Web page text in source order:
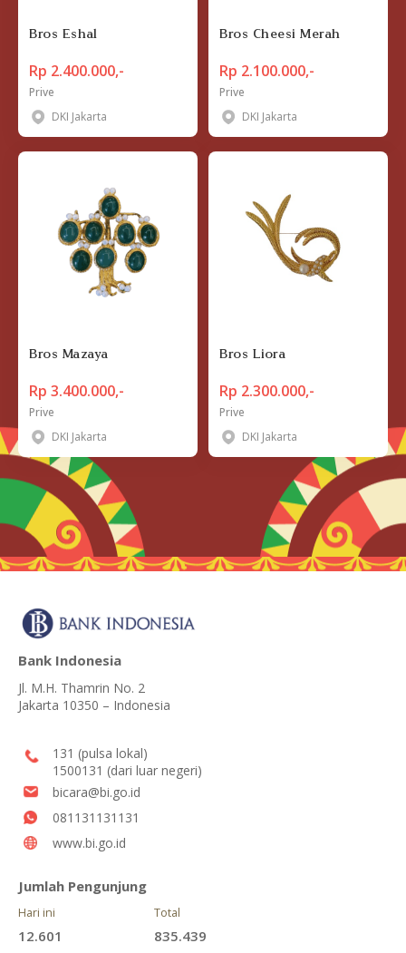
Bros Eshal
Rp 2.400.000,-
Prive
DKI Jakarta
Bros Cheesi Merah
Rp 2.100.000,-
Prive
DKI Jakarta
Bros Mazaya
Rp 3.400.000,-
Prive
DKI Jakarta
Bros Liora
Rp 2.300.000,-
Prive
DKI Jakarta
Bank Indonesia
Jl. M.H. Thamrin No. 2
Jakarta 10350 – Indonesia
131 (pulsa lokal)
1500131 (dari luar negeri)
bicara@bi.go.id
081131131131
www.bi.go.id
Jumlah Pengunjung
Hari ini
12.601
Total
835.439